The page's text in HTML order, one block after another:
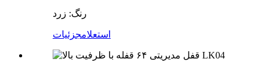
رنگ: زرد
استعلامجزئیات